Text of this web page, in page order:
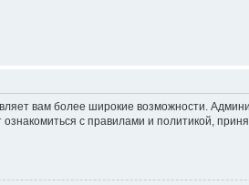
вам более широкие возможности.
с правилами и политикой,